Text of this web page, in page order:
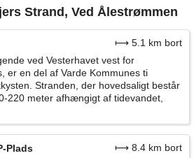
Strand, Ved Ålestrømmen
⟼ 5.1 km bort
ved Vesterhavet vest for
er en del af Varde Kommunes ti
Stranden, der hovedsaligt består
220 meter afhængigt af tidevandet,
Plads
⟼ 8.4 km bort